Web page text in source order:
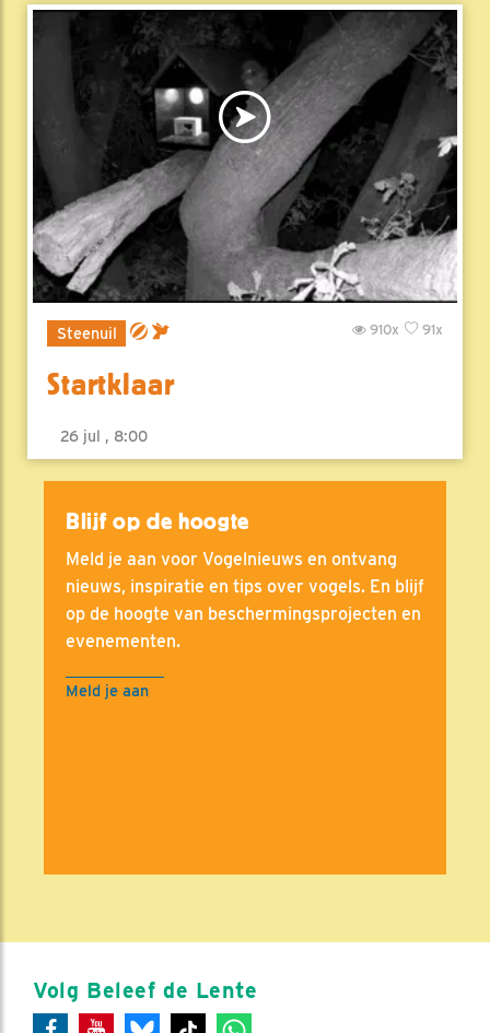
Steenuil 91x
910x
Startklaar
26 jul , 8:00
Blijf op de hoogte
Meld je aan voor Vogelnieuws en ontvang
nieuws, inspiratie en tips over vogels. En blijf
op de hoogte van beschermingsprojecten en
evenementen.
Meld je aan
Volg Beleef de Lente